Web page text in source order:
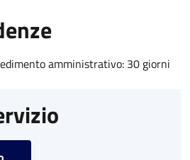
amministrativo: 30 giorni